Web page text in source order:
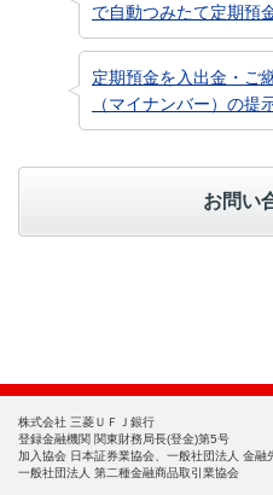
で自動つみたて定期預
定期預金を入出金・ご
（マイナンバー）の提
お問い
株式会社 三菱ＵＦＪ銀行
登録金融機関 関東財務局長(登金)第5号
加入協会 日本証券業協会、一般社団法人 金融
一般社団法人 第二種金融商品取引業協会